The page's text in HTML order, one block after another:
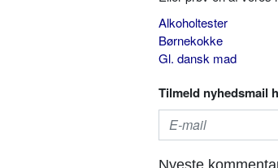
Alkoholtester
Børnekokke
Gl. dansk mad
Tilmeld nyhedsmail
Nyeste